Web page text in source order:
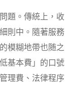
題。傳統上，收
則中。隨著服務
模糊地帶也随之
基本費」的口號
理費、法律程序